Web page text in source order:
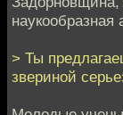
> Ты
звериной